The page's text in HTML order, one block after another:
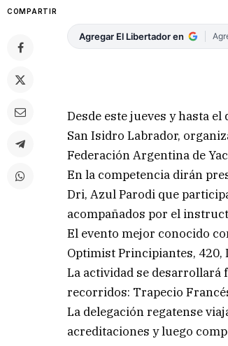
COMPARTIR
Agregar El Libertador en
Desde este jueves y hasta
San Isidro Labrador,
Federación Argentina de
En la competencia dirán
Dri, Azul Parodi que
acompañados por el
El evento mejor conocido
Optimist Principiantes, 420,
La actividad se desarrollará
recorridos: Trapecio
La delegación regatense
acreditaciones y luego